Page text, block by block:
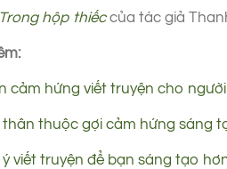
Trong hộp thiếccủa tác giả
cảm hứng viết truyện cho
thân thuộc gợi cảm hứng sáng
ý viết truyện để bạn sáng tạo